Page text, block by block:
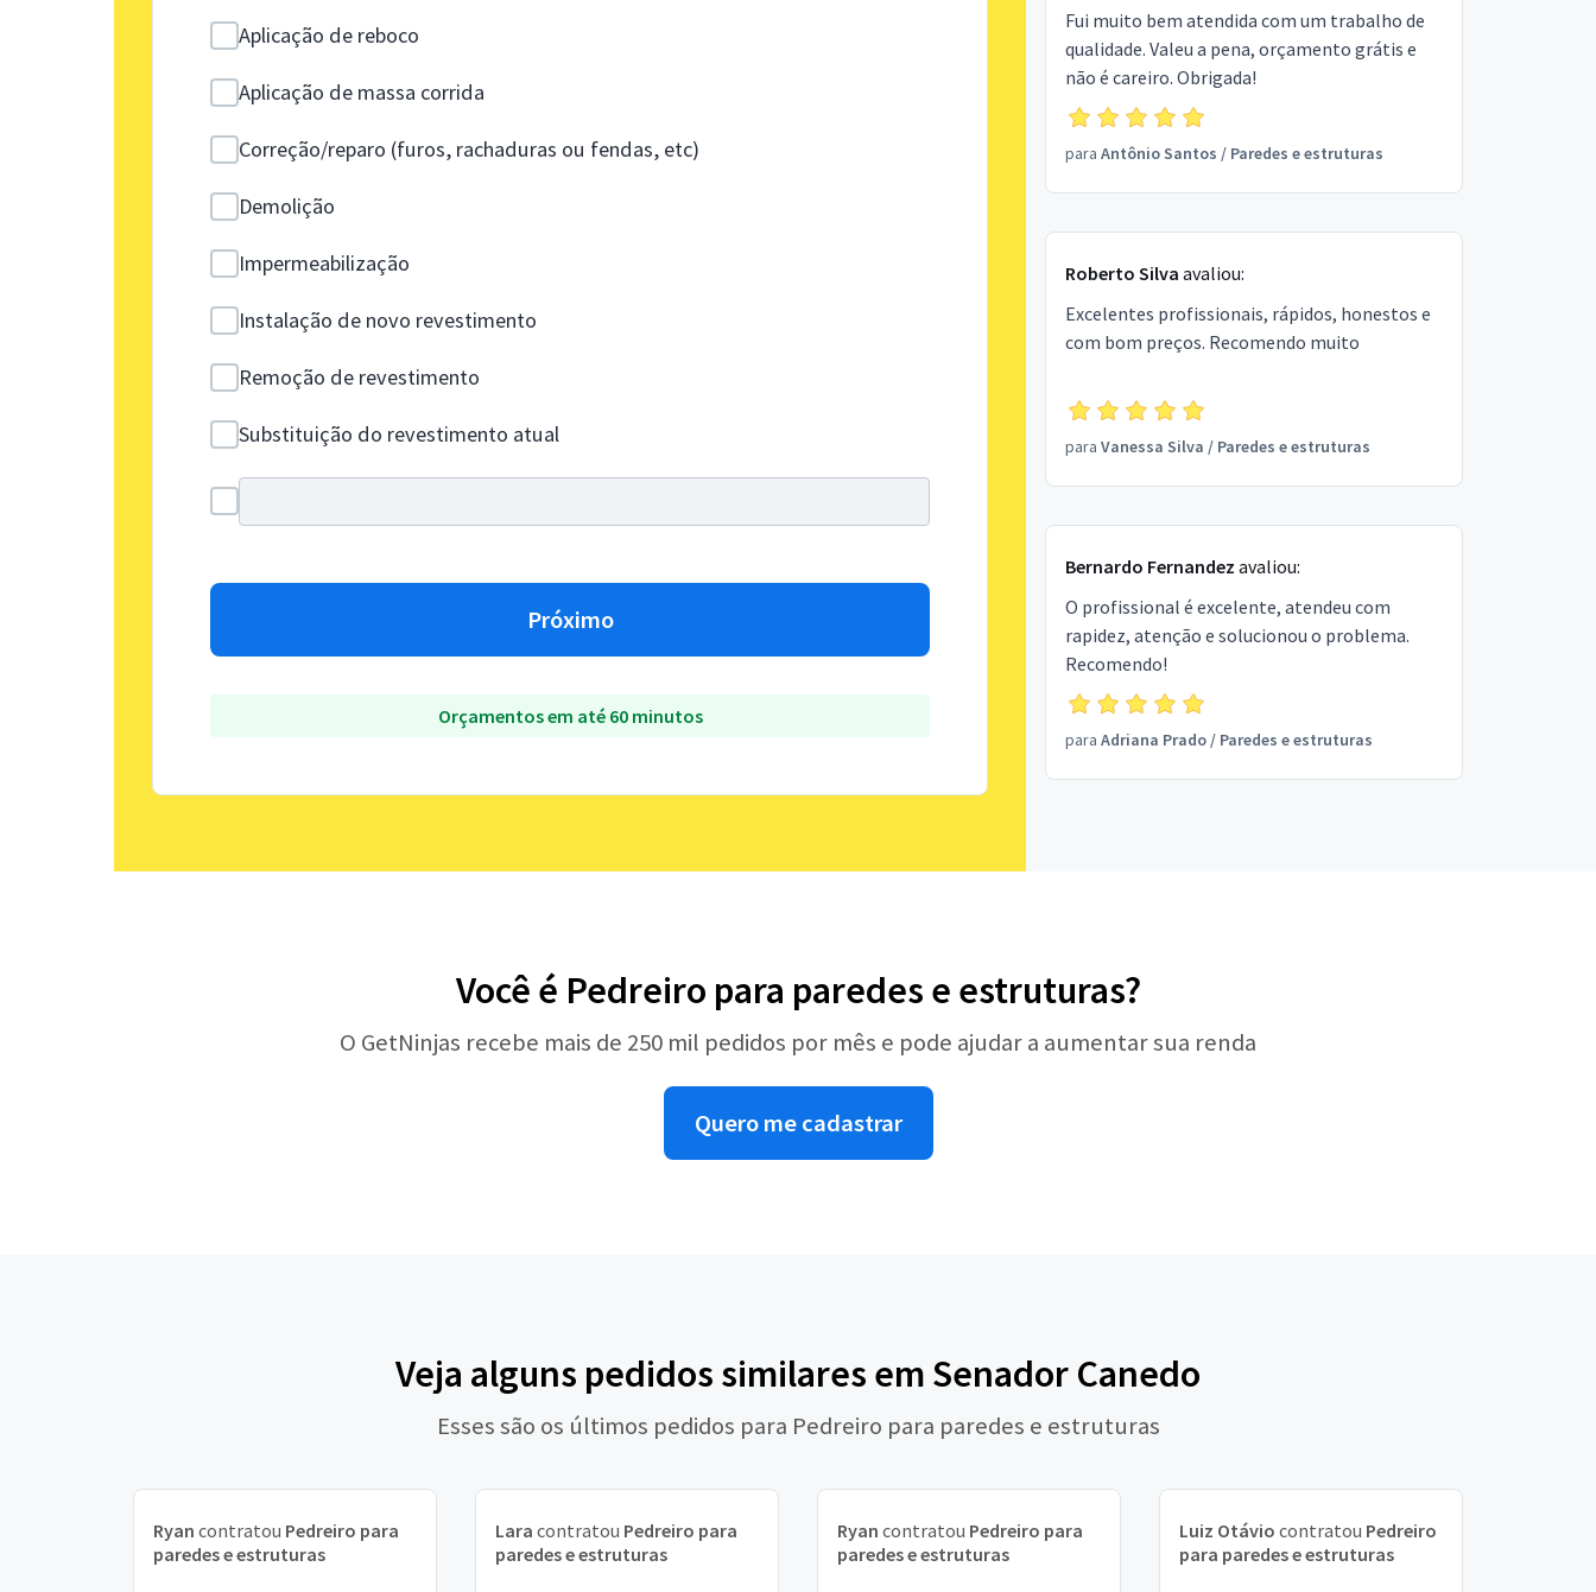
Aplicação de reboco
Aplicação de massa corrida
Correção/reparo (furos, rachaduras ou fendas, etc)
Demolição
Impermeabilização
Instalação de novo revestimento
Remoção de revestimento
Substituição do revestimento atual
Próximo
Orçamentos em até 60 minutos
Fui muito bem atendida com um trabalho de
qualidade. Valeu a pena, orçamento grátis e
não é careiro. Obrigada!
para Antônio Santos / Paredes e estruturas
Roberto Silva avaliou:
Excelentes profissionais, rápidos, honestos e
com bom preços. Recomendo muito
para Vanessa Silva / Paredes e estruturas
Bernardo Fernandez avaliou:
O profissional é excelente, atendeu com
rapidez, atenção e solucionou o problema.
Recomendo!
para Adriana Prado/ Paredes e estruturas
Você é Pedreiro para paredes e estruturas?
O GetNinjas recebe mais de 250 mil pedidos por mês e pode ajudar a aumentar sua renda
Quero me cadastrar
Veja alguns pedidos similares em Senador Canedo
Esses são os últimos pedidos para Pedreiro para paredes e estruturas
Ryan contratou Pedreiro para
paredes e estruturas
Lara contratou Pedreiro para
paredes e estruturas
Ryan contratou Pedreiro para
paredes e estruturas
Luiz Otávio contratou Pedreiro
para paredes e estruturas